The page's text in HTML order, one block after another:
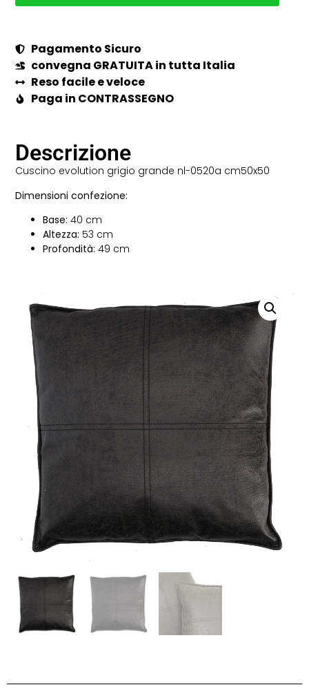
Pagamento Sicuro
convegna GRATUITA in tutta Italia
Reso facile e veloce
Paga in CONTRASSEGNO
Descrizione
Cuscino evolution grigio grande nl-0520a cm50x50
Dimensioni confezione:
Base: 40 cm
Altezza: 53 cm
Profondità: 49 cm